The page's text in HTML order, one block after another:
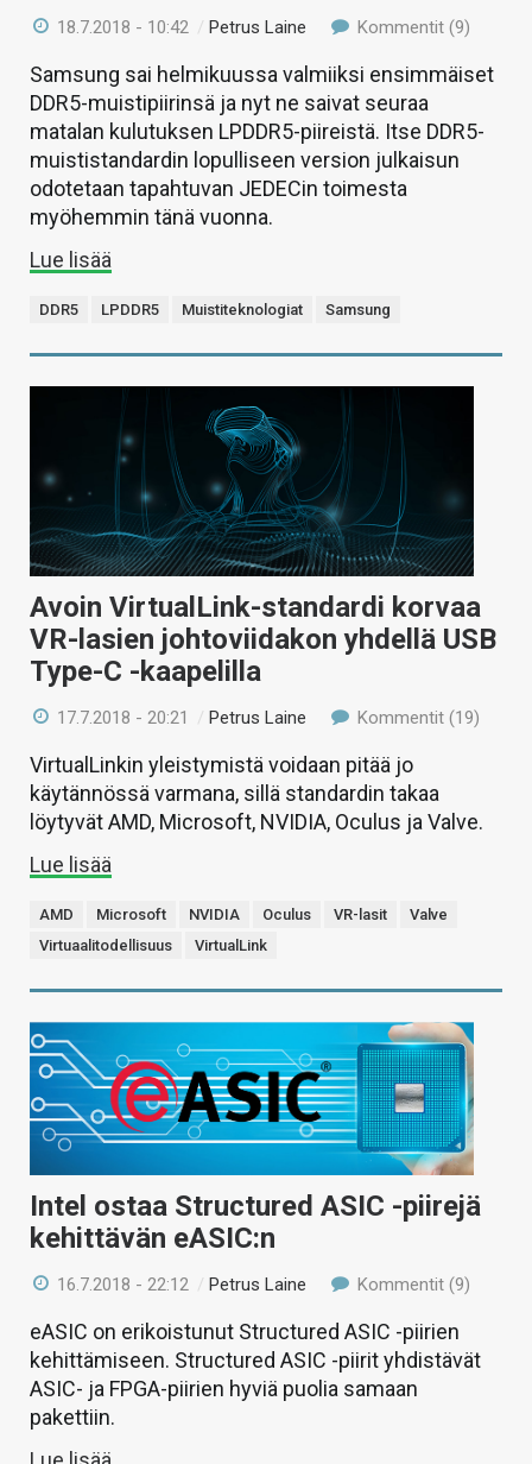
18.7.2018 - 10:42 /Petrus Laine Kommentit (9)
Samsung sai helmikuussa valmiiksi ensimmäiset
DDR5-muistipiirinsä ja nyt ne saivat seuraa
matalan kulutuksen LPDDR5-piireistä. Itse DDR5-
muististandardin lopulliseen version julkaisun
odotetaan tapahtuvan JEDECin toimesta
myöhemmin tänä vuonna.
Lue lisää
DDR5 LPDDR5 Muistiteknologiat Samsung
Avoin VirtualLink-standardi korvaa
VR-lasien johtoviidakon yhdellä USB
Type-C -kaapelilla
17.7.2018 - 20:21 / Petrus Laine Kommentit (19)
VirtualLinkin yleistymistä voidaan pitää jo
käytännössä varmana, sillä standardin takaa
löytyvät AMD, Microsoft, NVIDIA, Oculus ja Valve.
Lue lisää
AMD Microsoft NVIDIA Oculus VR-lasit
Valve
Virtuaalitodellisuus
VirtualLink
Intel ostaa Structured ASIC -piirejä
kehittävän eASIC:n
16.7.2018 - 22:12 /Petrus Laine Kommentit (9)
eASIC on erikoistunut Structured ASIC -piirien
kehittämiseen. Structured ASIC -piirit yhdistävät
ASIC- ja FPGA-piirien hyviä puolia samaan
pakettiin.